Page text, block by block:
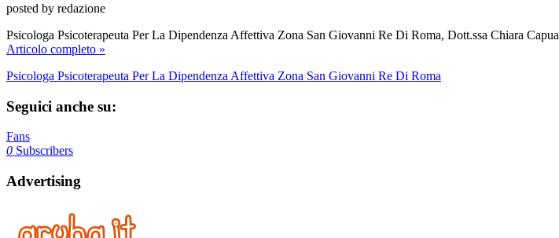
posted by redazione
Psicologa Psicoterapeuta Per La Dipendenza Affettiva Zona San Giovanni Re Di Roma, Dott.ssa Chiara
Articolo completo »
Psicologa Psicoterapeuta Per La Dipendenza Affettiva Zona San Giovanni Re Di Roma
Seguici anche su:
Fans
0 Subscribers
Advertising